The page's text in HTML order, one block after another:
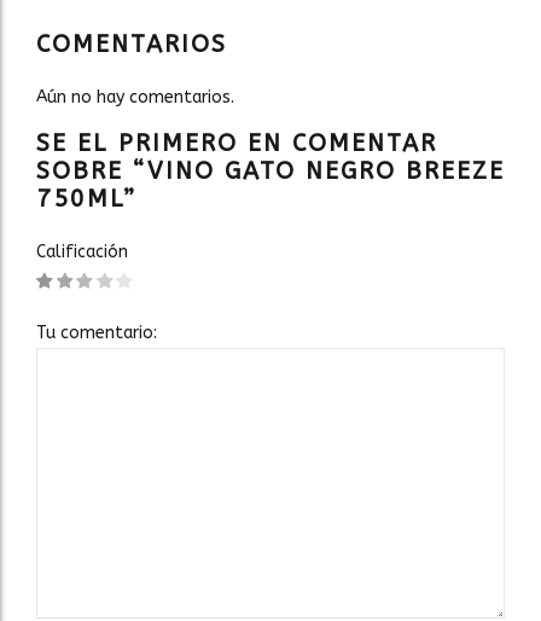
COMENTARIOS
Aún no hay comentarios.
SE EL PRIMERO EN COMENTAR
SOBRE “VINO GATO NEGRO BREEZE
750ML”
Calificación
Tu comentario: